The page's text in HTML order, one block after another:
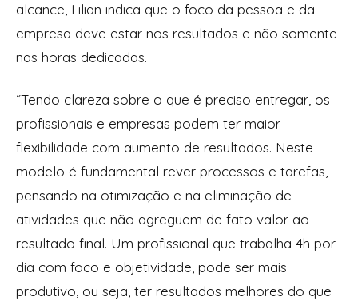
alcance, Lilian indica que o foco da pessoa e da
empresa deve estar nos resultados e não somente
nas horas dedicadas.
“Tendo clareza sobre o que é preciso entregar, os
profissionais e empresas podem ter maior
flexibilidade com aumento de resultados. Neste
modelo é fundamental rever processos e tarefas,
pensando na otimização e na eliminação de
atividades que não agreguem de fato valor ao
resultado final. Um profissional que trabalha 4h por
dia com foco e objetividade, pode ser mais
produtivo, ou seja, ter resultados melhores do que